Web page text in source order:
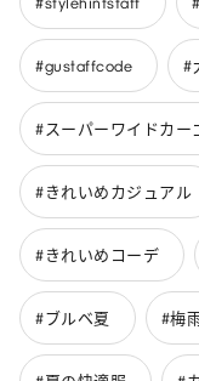
#gustaffcode #
#スーパーワイドカー
#きれいめカジュアル
#きれいめコーデ
#ブルベ夏 #梅